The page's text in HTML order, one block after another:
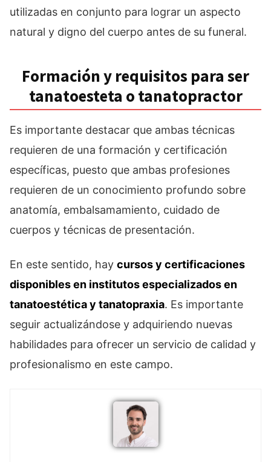
utilizadas en conjunto para lograr un aspecto
natural y digno del cuerpo antes de su funeral.
Formación y requisitos para ser
tanatoesteta o tanatopractor
Es importante destacar que ambas técnicas
requieren de una formación y certificación
específicas, puesto que ambas profesiones
requieren de un conocimiento profundo sobre
anatomía, embalsamamiento, cuidado de
cuerpos y técnicas de presentación.
En este sentido, hay cursos y certificaciones
disponibles en institutos especializados en
tanatoestética y tanatopraxia. Es importante
seguir actualizándose y adquiriendo nuevas
habilidades para ofrecer un servicio de calidad y
profesionalismo en este campo.